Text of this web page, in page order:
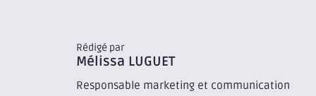
Rédigé par
Mélissa LUGUET
Responsable marketing et communication